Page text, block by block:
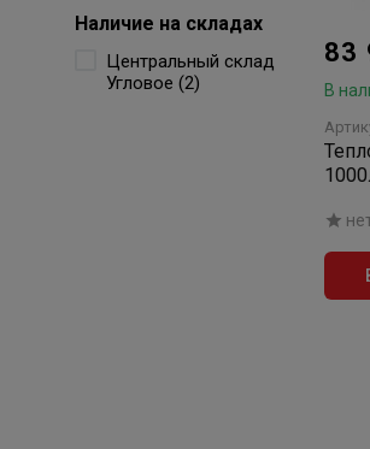
Наличие на складах
Центральный склад
Угловое (2)
83
В